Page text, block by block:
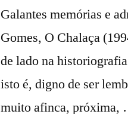
Galantes memórias e
Gomes, O Chalaça
de lado na
isto é, digno de ser
muito afinca, próxima,